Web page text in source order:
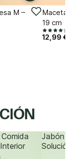
M –
Maceta
19 cm
12,99 €
Jabón